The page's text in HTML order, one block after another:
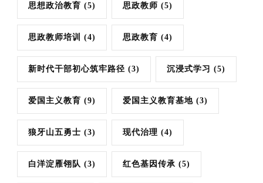
思想政治教育 (5) 思政教师 (5)
思政教师培训 (4) 思政教育 (4)
新时代干部初心筑牢路径 (3) 沉浸式学习 (5)
爱国主义教育 (9) 爱国主义教育基地 (3)
狼牙山五勇士 (3) 现代治理 (4)
白洋淀雁翎队 (3) 红色基因传承 (5)